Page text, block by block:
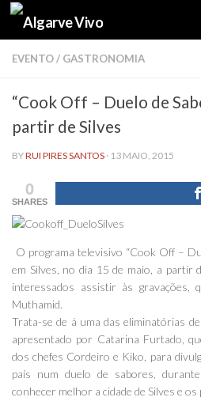
Skip to content
EVENTO/ GASTRONOMIA
“Cook Off – Duelo de
partir de Silves
BYRUI PIRES SANTOS · 13 MAIO, 2015
0
SHARES
O programa televisivo “Cook Off –
em Silves, no dia 15 de maio, a partir
interessados assistir às gravações,
Muthamid.
Trata-se de á uma das eliminatórias
apresentado por Catarina Furtado,
dos chefes Cordeiro e Kiko, para
país num duelo de sabores,
conhecer melhor a cidade de Silves e